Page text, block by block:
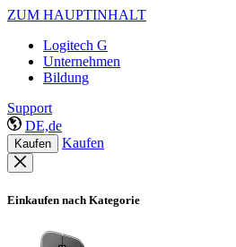
ZUM HAUPTINHALT
Logitech G
Unternehmen
Bildung
Support
DE,de
Kaufen Kaufen
Einkaufen nach Kategorie